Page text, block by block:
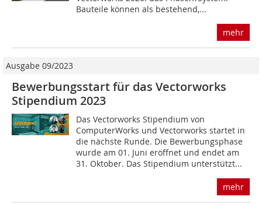
Bauteile können als bestehend,...
mehr
Ausgabe 09/2023
Bewerbungsstart für das Vectorworks
Stipendium 2023
Das Vectorworks Stipendium von
ComputerWorks und Vectorworks startet in
die nächste Runde. Die Bewerbungsphase
wurde am 01. Juni eröffnet und endet am
31. Oktober. Das Stipendium unterstützt...
mehr